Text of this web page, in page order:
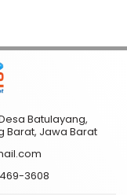
Batulayang,
Barat, Jawa Barat
3608